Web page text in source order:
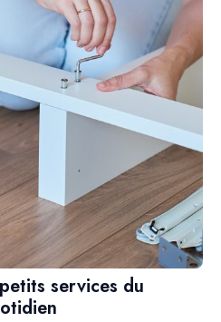
services du